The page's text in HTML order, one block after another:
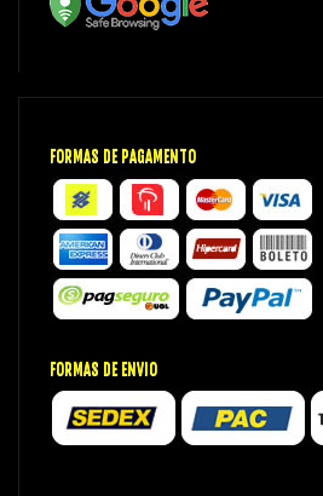
FORMAS DE PAGAMENTO
FORMAS DE ENVIO